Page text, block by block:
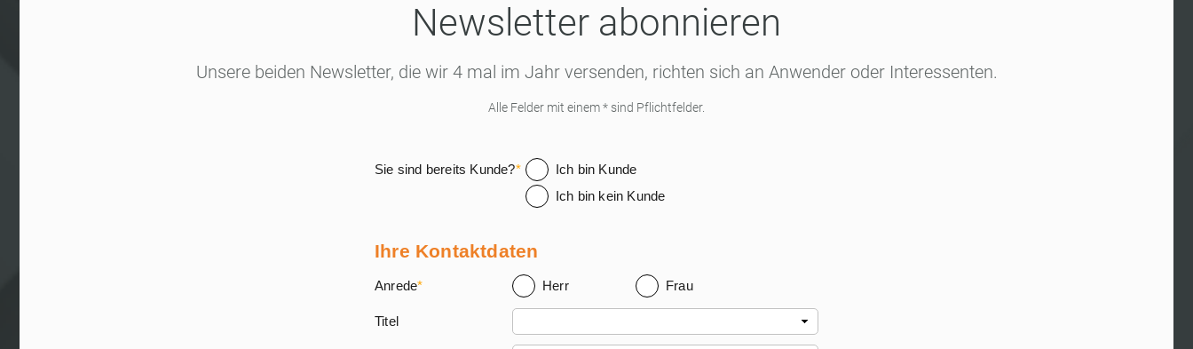
Newsletter abonnieren
Unsere beiden Newsletter, die wir 4 mal im Jahr versenden, richten sich an Anwender oder Interessenten.
Alle Felder mit einem * sind Pflichtfelder.